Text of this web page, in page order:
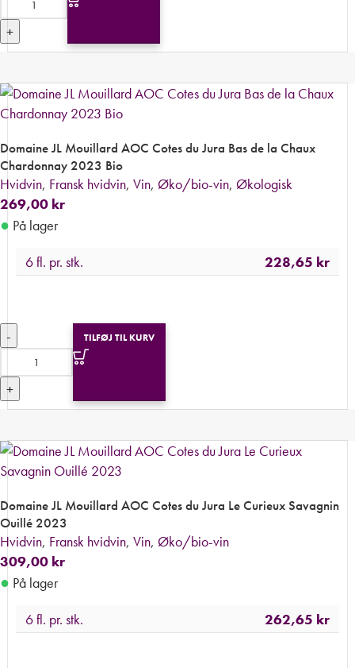
+
Domaine JL Mouillard AOC Cotes du Jura Bas de la Chaux
Chardonnay 2023 Bio
Hvidvin, Fransk hvidvin, Vin, Øko/bio-vin, Økologisk
269,00 kr
● På lager
6 fl. pr. stk.
228,65 kr
-
+
TILFØJ TIL KURV
Domaine JL Mouillard AOC Cotes du Jura Le Curieux Savagnin
Ouillé 2023
Hvidvin, Fransk hvidvin, Vin, Øko/bio-vin
309,00 kr
● På lager
6 fl. pr. stk.
262,65 kr